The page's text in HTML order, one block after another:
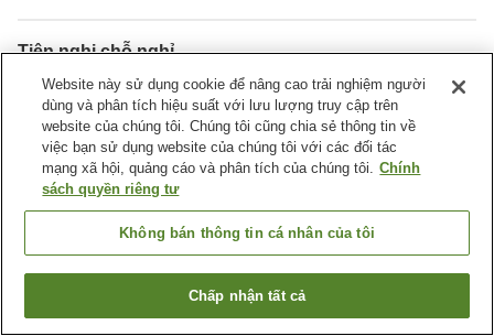
Tiện nghi chỗ nghỉ
Wi-Fi Nhà hàng
Trang chủ Philippines Miền Trung Luzon
Pampanga
Reddoorz Plus @ Sindalan San Fernando City
Tìm phòng trống
Website này sử dụng cookie để nâng cao trải nghiệm người
dùng và phân tích hiệu suất với lưu lượng truy cập trên
website của chúng tôi. Chúng tôi cũng chia sẻ thông tin về
việc bạn sử dụng website của chúng tôi với các đối tác
mạng xã hội, quảng cáo và phân tích của chúng tôi. Chính
sách quyền riêng tư
Không bán thông tin cá nhân của tôi
Chấp nhận tất cả